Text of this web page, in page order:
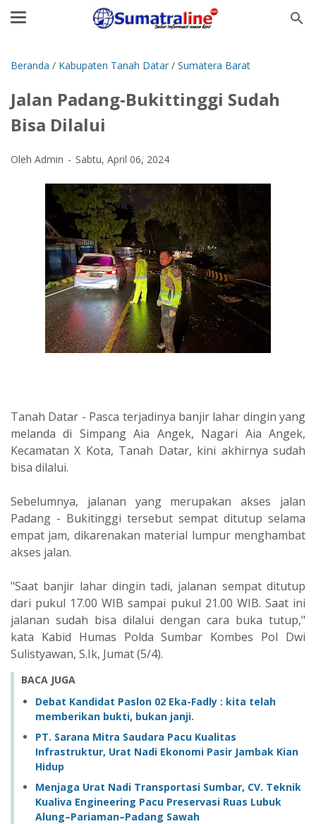
Beranda / Kabupaten Tanah Datar / Sumatera Barat
Jalan Padang-Bukittinggi Sudah
Bisa Dilalui
Oleh Admin Sabtu, April 06, 2024
Tanah Datar - Pasca terjadinya banjir lahar dingin yang
melanda di Simpang Aia Angek, Nagari Aia Angek,
Kecamatan X Kota, Tanah Datar, kini akhirnya sudah
bisa dilalui.
Sebelumnya, jalanan yang merupakan akses jalan
Padang - Bukitinggi tersebut sempat ditutup selama
empat jam, dikarenakan material lumpur menghambat
akses jalan.
"Saat banjir lahar dingin tadi, jalanan sempat ditutup
dari pukul 17.00 WIB sampai pukul 21.00 WIB. Saat ini
jalanan sudah bisa dilalui dengan cara buka tutup,"
kata Kabid Humas Polda Sumbar Kombes Pol Dwi
Sulistyawan, S.Ik, Jumat (5/4).
BACA JUGA
Debat Kandidat Paslon 02 Eka-Fadly : kita telah
memberikan bukti, bukan janji.
PT. Sarana Mitra Saudara Pacu Kualitas
Infrastruktur, Urat Nadi Ekonomi Pasir Jambak Kian
Hidup
Menjaga Urat Nadi Transportasi Sumbar, CV. Teknik
Kualiva Engineering Pacu Preservasi Ruas Lubuk
Alung–Pariaman–Padang Sawah